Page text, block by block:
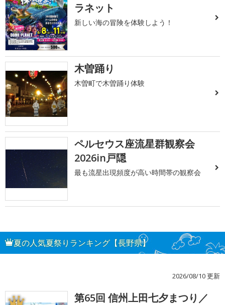
ラネット
新しい海の冒険を体験しよう！
木曽踊り
木曽町で木曽踊り体験
ペルセウス座流星群観察会
2026in戸隠
最も流星出現頻度が高い時間帯の観察会
夏の人気夏祭りランキング【長野県】
2026/08/10 更新
第65回 信州上田七夕まつり／